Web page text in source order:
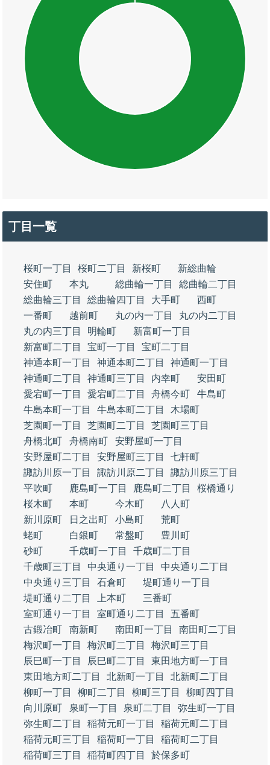
丁目一覧
桜町一丁目 桜町二丁目 新桜町
新総曲輪
安住町
本丸 総曲輪一丁目
総曲輪二丁目
総曲輪三丁目
総曲輪四丁目 大手町
西町
一番町
越前町 丸の内一丁目
丸の内二丁目
丸の内三丁目
明輪町
新富町一丁目
新富町二丁目
宝町一丁目
宝町二丁目
神通本町一丁目
神通本町二丁目
神通町一丁目
神通町二丁目
神通町三丁目 内幸町
安田町
愛宕町一丁目
愛宕町二丁目 舟橋今町
牛島町
牛島本町一丁目
牛島本町二丁目
木場町
芝園町一丁目
芝園町二丁目
芝園町三丁目
舟橋北町
舟橋南町
安野屋町一丁目
安野屋町二丁目
安野屋町三丁目
七軒町
諏訪川原一丁目
諏訪川原二丁目
諏訪川原三丁目
平吹町
鹿島町一丁目 鹿島町二丁目
桜橋通り
桜木町
本町 今木町
八人町
新川原町
日之出町 小島町
荒町
蛯町
白銀町 常盤町
豊川町
砂町
千歳町一丁目
千歳町二丁目
千歳町三丁目
中央通り一丁目
中央通り二丁目
中央通り三丁目
石倉町
堤町通り一丁目
堤町通り二丁目
上本町
三番町
室町通り一丁目
室町通り二丁目
五番町
古鍛冶町
南新町 南田町一丁目
南田町二丁目
梅沢町一丁目
梅沢町二丁目
梅沢町三丁目
辰巳町一丁目
辰巳町二丁目
東田地方町一丁目
東田地方町二丁目
北新町一丁目
北新町二丁目
柳町一丁目
柳町二丁目 柳町三丁目
柳町四丁目
向川原町
泉町一丁目 泉町二丁目
弥生町一丁目
弥生町二丁目
稲荷元町一丁目
稲荷元町二丁目
稲荷元町三丁目
稲荷町一丁目
稲荷町二丁目
稲荷町三丁目
稲荷町四丁目
於保多町